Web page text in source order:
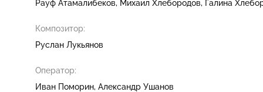
Рауф Атамалибеков
Михаил Хлебородов Галина
Композитор:
Руслан Лукьянов
Оператор:
Иван Поморин Александр Ушанов